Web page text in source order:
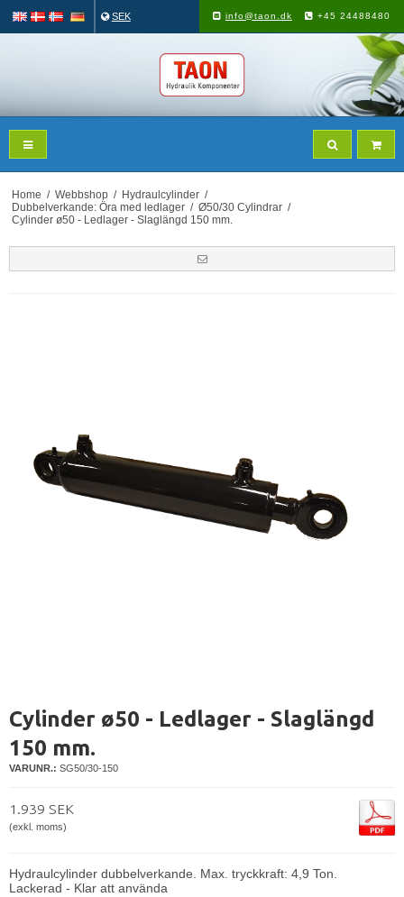
SEK info@taon.dk +45 24488480
Home / Webbshop / Hydraulcylinder /
Dubbelverkande: Öra med ledlager / Ø50/30 Cylindrar /
Cylinder ø50 - Ledlager - Slaglängd 150 mm.
Cylinder ø50 - Ledlager - Slaglängd
150 mm.
VARUNR.: SG50/30-150
1.939 SEK
(exkl. moms)
Hydraulcylinder dubbelverkande. Max. tryckkraft: 4,9 Ton.
Lackerad - Klar att använda